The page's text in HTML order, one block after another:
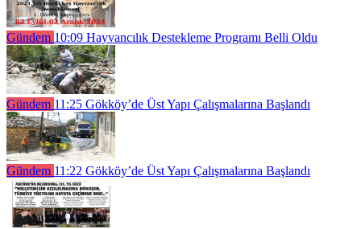
Gündem 10:09 Hayvancılık Destekleme Programı Belli Oldu
Gündem 11:25 Gökköy’de Üst Yapı Çalışmalarına Başlandı
Gündem 11:22 Gökköy’de Üst Yapı Çalışmalarına Başlandı